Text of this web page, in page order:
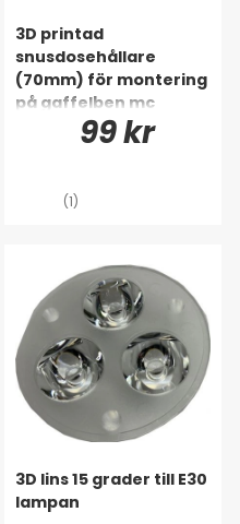
3D printad
snusdosehållare
(70mm) för montering
på gaffelben mc
(buntband).99 kr
(1)
3D lins 15 grader till E30
lampan